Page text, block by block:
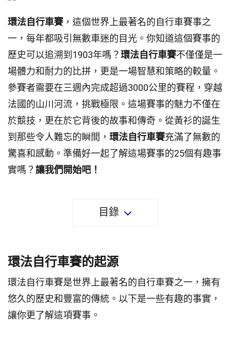
環法自行車賽，這個世界上最著名的自行車賽事之
一，每年都吸引無數車迷的目光。你知道這個賽事的
歷史可以追溯到1903年嗎？環法自行車賽不僅僅是一
場體力和耐力的比拼，更是一場智慧和策略的較量。
參賽者需要在三週內完成超過3000公里的賽程，穿越
法國的山川河流，挑戰極限。這場賽事的魅力不僅在
於競技，更在於它背後的故事和傳奇。從黃衫的誕生
到那些令人難忘的瞬間， 環法自行車賽充滿了無數的
驚喜和感動。準備好一起了解這場賽事的25個有趣事
實嗎？讓我們開始吧！
目錄
環法自行車賽的起源
環法自行車賽是世界上最著名的自行車賽之一，擁有
悠久的歷史和豐富的傳統。以下是一些有趣的事實，
讓你更了解這項賽事。